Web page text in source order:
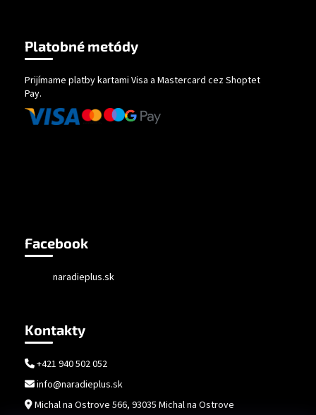
Platobné metódy
Prijímame platby kartami Visa a Mastercard cez Shoptet
Pay.
Facebook
naradieplus.sk
Kontakty
+421 940 502 052
info@naradieplus.sk
Michal na Ostrove 566, 93035 Michal na Ostrove